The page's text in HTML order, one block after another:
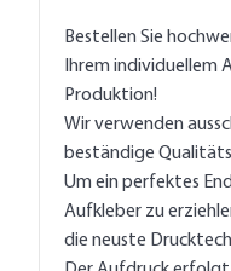
Bestellen Sie
Ihrem individuellem
Produktion!
Wir verwenden
beständige
Um ein perfektes
Aufkleber zu
die neuste